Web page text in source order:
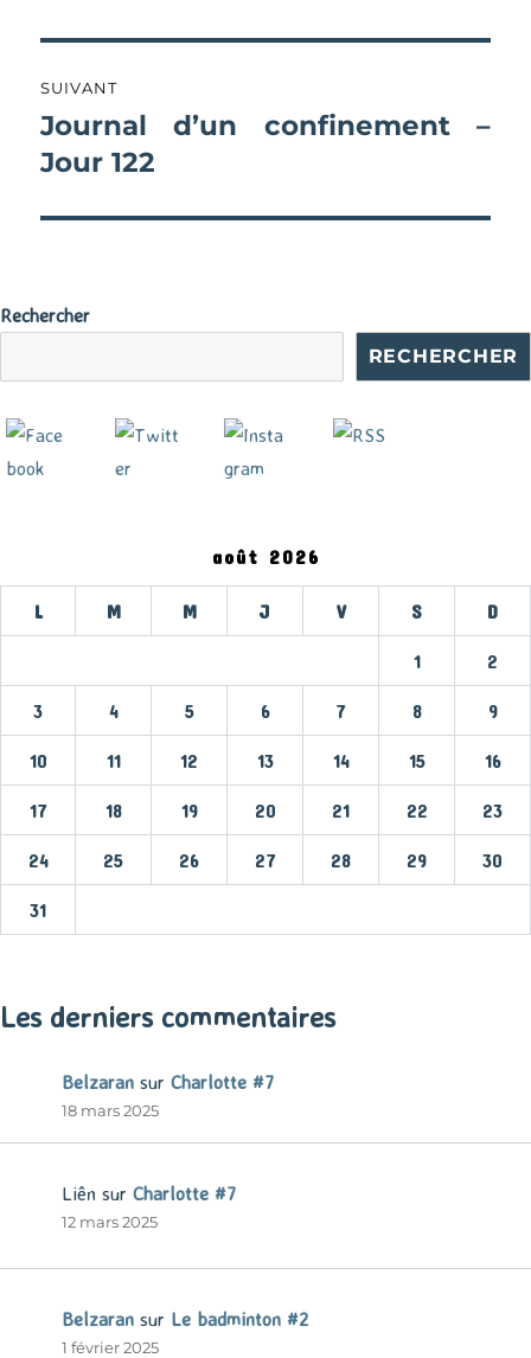
SUIVANT
Publication
suivante :
Journal d’un confinement –
Jour 122
Rechercher
RECHERCHER
août 2026
L M M J V S D
1 2
3 4 5 6 7 8 9
10 11 12 13 14 15 16
17 18 19 20 21 22 23
24 25 26 27 28 29 30
31
Les derniers commentaires
Belzaran sur Charlotte #7
18 mars 2025
Liên sur Charlotte #7
12 mars 2025
Belzaran sur Le badminton #2
1 février 2025